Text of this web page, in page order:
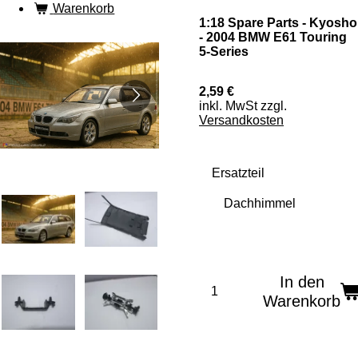
Warenkorb
1:18 Spare Parts - Kyosho
- 2004 BMW E61 Touring
5-Series
2,59 €
inkl. MwSt zzgl.
Versandkosten
Ersatzteil
In den
Warenkorb